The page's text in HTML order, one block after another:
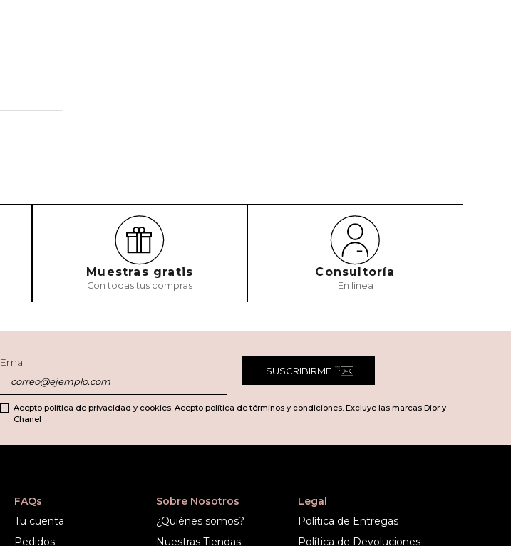
Escribe un comentario
Muestras gratis
Con todas tus compras
Consultoría
En línea
Email
SUSCRIBIRME
Acepto política de privacidad y cookies. Acepto política de términos y condiciones. Excluye las marcas Dior y
Chanel
FAQs
Tu cuenta
Pedidos
Sobre Nosotros
¿Quiénes somos?
Nuestras Tiendas
Legal
Política de Entregas
Política de Devoluciones